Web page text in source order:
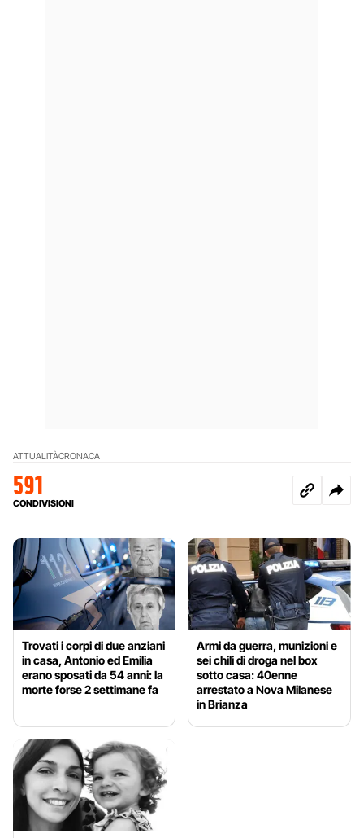
ATTUALITÀCRONACA
591
CONDIVISIONI
Trovati i corpi di due anziani
in casa, Antonio ed Emilia
erano sposati da 54 anni: la
morte forse 2 settimane fa
Armi da guerra, munizioni e
sei chili di droga nel box
sotto casa: 40enne
arrestato a Nova Milanese
in Brianza